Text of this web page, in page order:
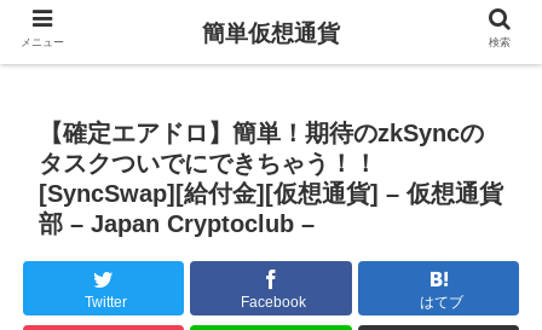
【確定エアドロ】簡単！期待のzkSyncの
タスクついでにできちゃう！！
[SyncSwap][給付金][仮想通貨] – 仮想通貨
部 – Japan Cryptoclub –
Twitter Facebook はてブ
メニュー 簡単仮想通貨 検索